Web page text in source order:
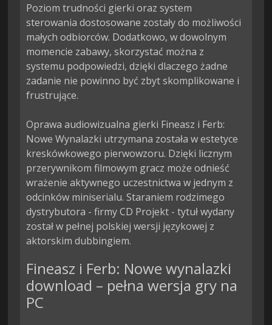
Poziom trudności gierki oraz system
sterowania dostosowane zostały do możliwości
małych odbiorców. Dodatkowo, w dowolnym
momencie zabawy, skorzystać można z
systemu podpowiedzi, dzięki dlaczego żadne
zadanie nie powinno być zbyt skomplikowane i
frustrujące.
Oprawa audiowizualna gierki Fineasz i Ferb:
Nowe Wynalazki utrzymana została w estetyce
kreskówkowego pierwowzoru. Dzięki licznym
przerywnikom filmowym gracz może odnieść
wrażenie aktywnego uczestnictwa w jednym z
odcinków miniserialu. Staraniem rodzimego
dystrybutora - firmy CD Projekt - tytuł wydany
został w pełnej polskiej wersji językowej z
aktorskim dubbingiem.
Fineasz i Ferb: Nowe wynalazki
download – pełna wersja gry na
PC